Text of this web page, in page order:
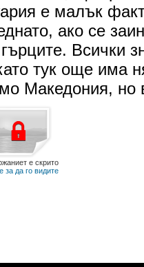
е малък
ако се
гърците. Всички
тук още има
Македония, но
е скрито
за да го видите